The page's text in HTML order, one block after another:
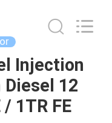
Injection
Diesel 12
1TR FE